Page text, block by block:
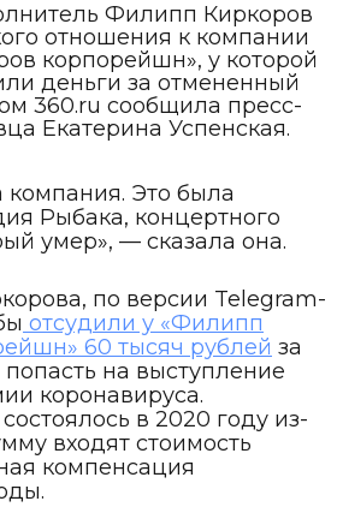
Филипп Киркоров
отношения к компании
корпорейшн», у которой
деньги за отмененный
360.ru сообщила пресс-
Екатерина Успенская.
Это была
Рыбака, концертного
умер», — сказала она.
по версии Telegram-
отсудили у «Филипп
60 тысяч рублей за
попасть на выступление
коронавируса.
в 2020 году из-
входят стоимость
компенсация